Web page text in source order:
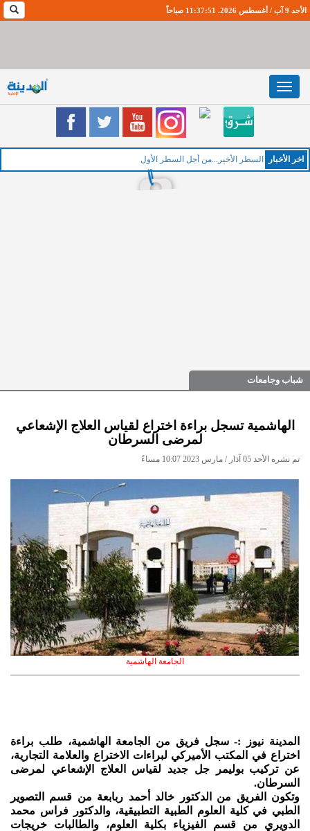
الأحد 9 آب / أغسطس 2026. 11:37:52 صباحاً
Toggle
navigation
اخر اﻷخبار الخ
شباب وجامعات
الهاشمية تسجل براءة اختراع لقياس العلاج الإشعاعي
لمرضى السرطان
تم نشره الأحد 05 آذار / مارس 2023 10:07 مساءً
الجامعة الهاشمية
المدينة نيوز :- سجل فريق من الجامعة الهاشمية، طلب براءة
اختراع في المكتب الأميركي لبراءات الاختراع والعلامة التجارية،
عن تركيب بوليمر جل جديد لقياس العلاج الإشعاعي لمرضى
السرطان.
وتكون الفريق من الدكتور خالد أحمد ربابعة من قسم التصوير
الطبي في كلية العلوم الطبية التطبيقية، والدكتور فراس محمد
الدويري من قسم الفيزياء بكلية العلوم، والطالبات خريجات